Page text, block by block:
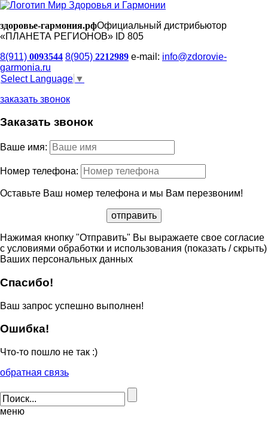
здоровье-гармония.рфОфициальный дистрибьютор
«ПЛАНЕТА РЕГИОНОВ» ID 805
8(911) 0093544 8(905) 2212989 e-mail: info@zdorovie-
garmonia.ru
Select Language ▼
заказать звонок
Заказать звонок
Ваше имя:
Номер телефона:
Оставьте Ваш номер телефона и мы Вам перезвоним!
Нажимая кнопку "Отправить" Вы выражаете свое согласие
с условиями обработки и использования (показать / скрыть)
Ваших персональных данных
Спасибо!
Ваш запрос успешно выполнен!
Ошибка!
Что-то пошло не так :)
обратная связь
меню